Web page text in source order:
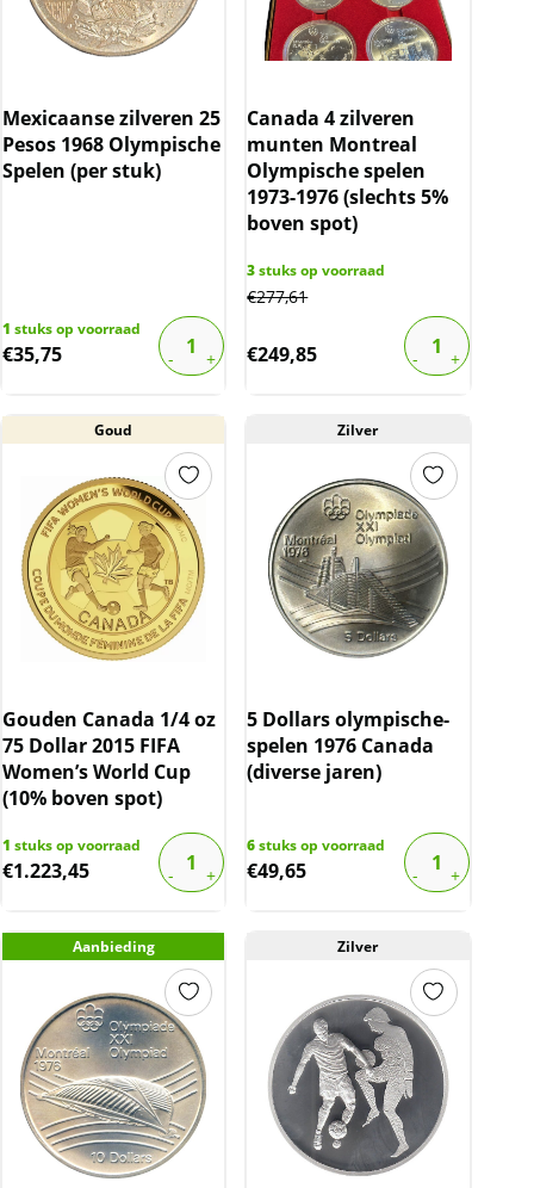
Mexicaanse zilveren 25
Pesos 1968 Olympische
Spelen (per stuk)
1 stuks op voorraad
€35,75
Canada 4 zilveren
munten Montreal
Olympische spelen
1973-1976 (slechts 5%
boven spot)
3stuks op voorraad
€277,61
€249,85
Goud
Gouden Canada 1/4 oz
75 Dollar 2015 FIFA
Women’s World Cup
(10% boven spot)
1 stuks op voorraad
€1.223,45
Zilver
5 Dollars olympische-
spelen 1976 Canada
(diverse jaren)
6stuks op voorraad
€49,65
Aanbieding Zilver